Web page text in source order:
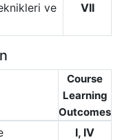
ve
VII
Course
Learning
Outcomes
I, IV